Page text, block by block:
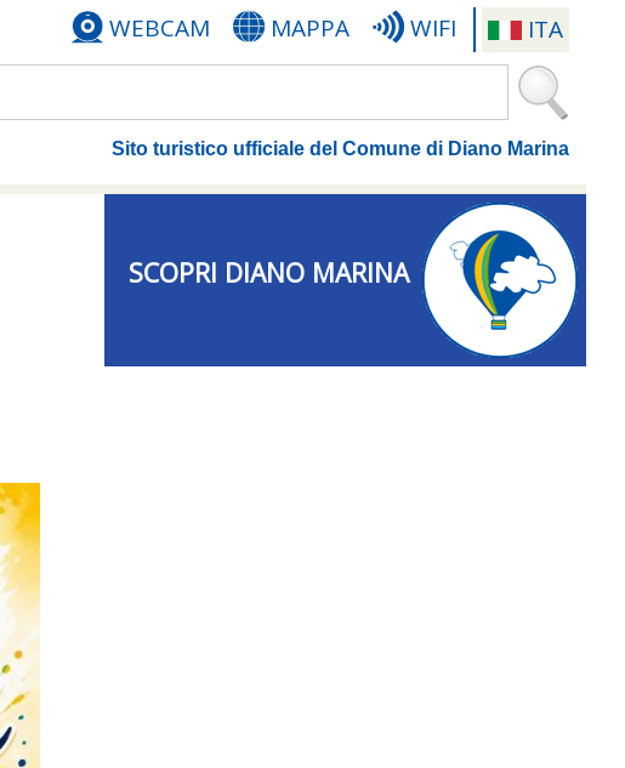
ITA
WEBCAM MAPPA WIFI
Sito turistico ufficiale del Comune di Diano Marina
SCOPRI DIANO MARINA